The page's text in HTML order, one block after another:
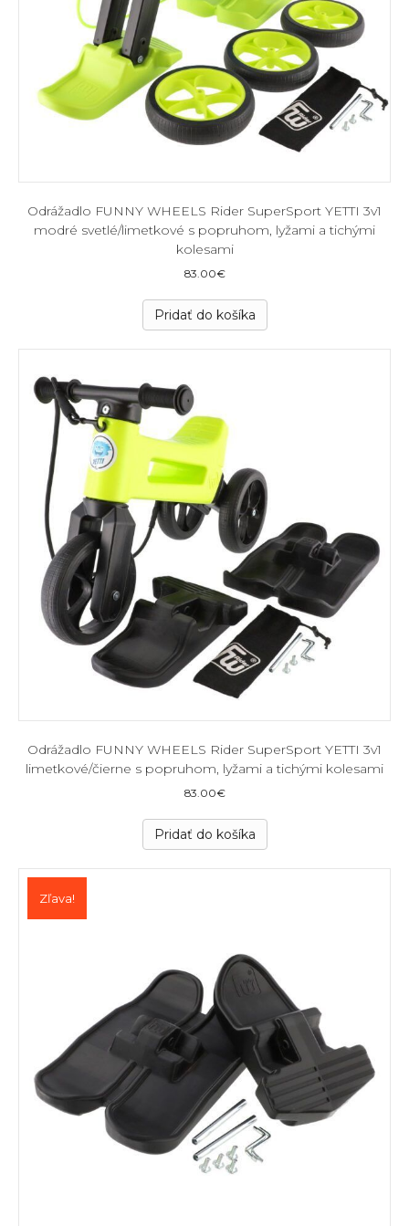
Odrážadlo FUNNY WHEELS Rider SuperSport YETTI 3v1
modré svetlé/limetkové s popruhom, lyžami a tichými
kolesami
83.00€
Pridať do košíka
Odrážadlo FUNNY WHEELS Rider SuperSport YETTI 3v1
limetkové/čierne s popruhom, lyžami a tichými kolesami
83.00€
Pridať do košíka
Zľava!